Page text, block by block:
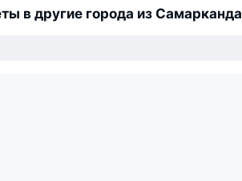
в другие города из Самарканда